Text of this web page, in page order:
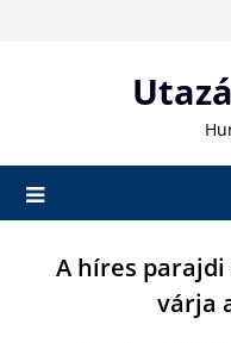
A híres parajdi
várja